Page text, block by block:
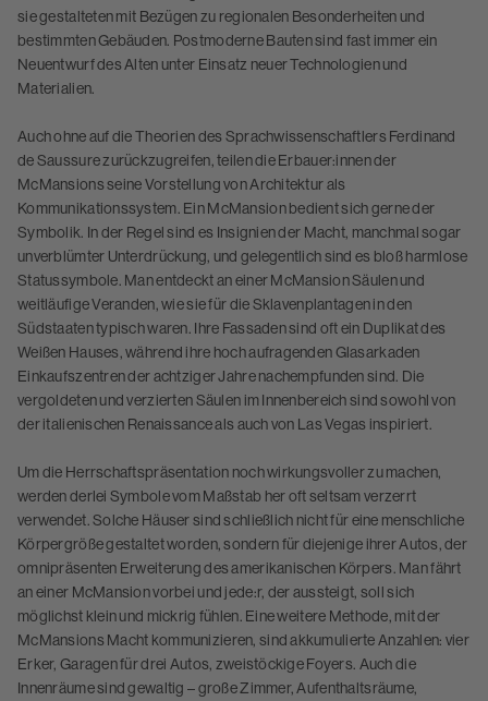
sie gestalteten mit Bezügen zu regionalen Besonderheiten und
bestimmten Gebäuden. Postmoderne Bauten sind fast immer ein
Neuentwurf des Alten unter Einsatz neuer Technologien und
Materialien.
Auch ohne auf die Theorien des Sprachwissenschaftlers Ferdinand
de Saussure zurückzugreifen, teilen die Erbauer:innen der
McMansions seine Vorstellung von Architektur als
Kommunikationssystem. Ein McMansion bedient sich gerne der
Symbolik. In der Regel sind es Insignien der Macht, manchmal sogar
unverblümter Unterdrückung, und gelegentlich sind es bloß harmlose
Statussymbole. Man entdeckt an einer McMansion Säulen und
weitläufige Veranden, wie sie für die Sklavenplantagen in den
Südstaaten typisch waren. Ihre Fassaden sind oft ein Duplikat des
Weißen Hauses, während ihre hoch aufragenden Glasarkaden
Einkaufszentren der achtziger Jahre nachempfunden sind. Die
vergoldeten und verzierten Säulen im Innenbereich sind sowohl von
der italienischen Renaissance als auch von Las Vegas inspiriert.
Um die Herrschaftspräsentation noch wirkungsvoller zu machen,
werden derlei Symbole vom Maßstab her oft seltsam verzerrt
verwendet. Solche Häuser sind schließlich nicht für eine menschliche
Körpergröße gestaltet worden, sondern für diejenige ihrer Autos, der
omnipräsenten Erweiterung des amerikanischen Körpers. Man fährt
an einer McMansion vorbei und jede:r, der aussteigt, soll sich
möglichst klein und mickrig fühlen. Eine weitere Methode, mit der
McMansions Macht kommunizieren, sind akkumulierte Anzahlen: vier
Erker, Garagen für drei Autos, zweistöckige Foyers. Auch die
Innenräume sind gewaltig – große Zimmer, Aufenthaltsräume,